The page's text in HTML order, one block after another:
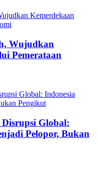
Wujudkan
Pemerataan
Global:
Pelopor, Bukan